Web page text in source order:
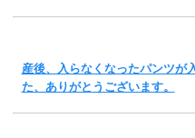
産後、入らなくなったパンツが
た、ありがとうございます。